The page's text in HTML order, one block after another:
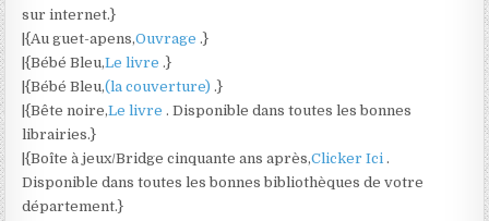
sur internet.}
|{Au guet-apens,Ouvrage.}
|{Bébé Bleu,Le livre.}
|{Bébé Bleu,(la couverture).}
|{Bête noire,Le livre. Disponible dans toutes les bonnes
librairies.}
|{Boîte à jeux/Bridge cinquante ans après,Clicker Ici.
Disponible dans toutes les bonnes bibliothèques de votre
département.}